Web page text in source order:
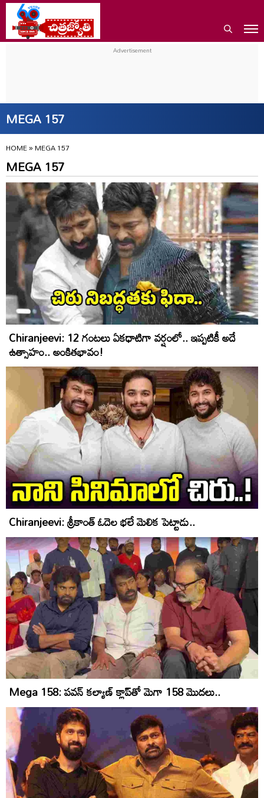
MEGA 157
HOME»MEGA 157
MEGA 157
Chiranjeevi: 12 గంటలు ఏకధాటిగా వర్షంలో.. ఇప్పటికీ అదే
ఉత్సాహం.. అంకితభావం!
Chiranjeevi: శ్రీకాంత్ ఓదెల భలే మెలిక పెట్టాడు..
Mega 158: పవన్‌ కల్యాణ్‌ క్లాప్‌తో మెగా 158 మొదలు..